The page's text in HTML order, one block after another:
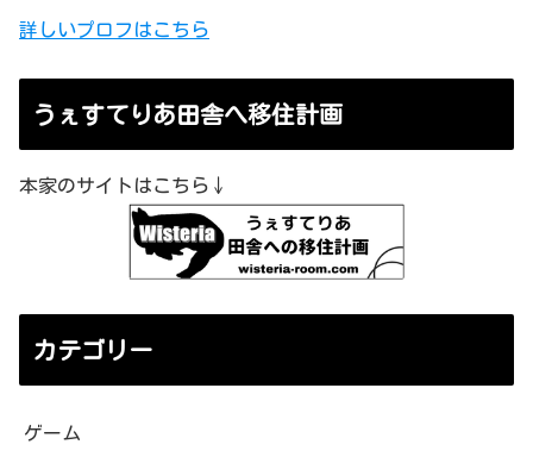
詳しいプロフはこちら
うぇすてりあ田舎へ移住計画
本家のサイトはこちら↓
カテゴリー
ゲーム